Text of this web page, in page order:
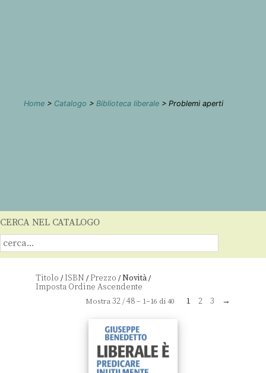
Home > Catalogo > Biblioteca liberale > Problemi aperti
CERCA NEL CATALOGO
Titolo /ISBN /Prezzo /Novità/
Mostra32/48– 1–16 di 40 1 2 3 →